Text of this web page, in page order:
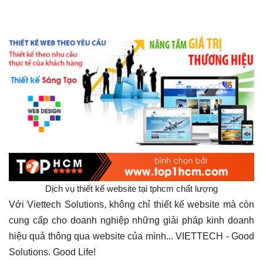
Dịch vụ thiết kế website tại tphcm chất lượng
Với Viettech Solutions, không chỉ thiết kế website mà còn
cung cấp cho doanh nghiệp những giải pháp kinh doanh
hiệu quả thông qua website của mình... VIETTECH - Good
Solutions. Good Life!